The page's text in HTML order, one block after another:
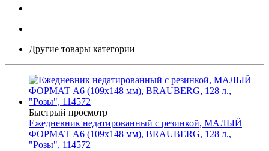
Другие товары категории
Быстрый просмотр
Ежедневник недатированный с резинкой, МАЛЫЙ
ФОРМАТ А6 (109х148 мм), BRAUBERG, 128 л.,
"Розы", 114572